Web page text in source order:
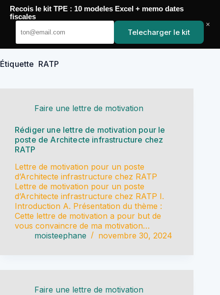
Passer
contenu
YoupiJobs
Étiquette RATP
Faire une lettre de motivation
Rédiger une lettre de motivation pour le
poste de Architecte infrastructure chez
RATP
Lettre de motivation pour un poste
d’Architecte infrastructure chez RATP
Lettre de motivation pour un poste
d’Architecte infrastructure chez RATP I.
Introduction A. Présentation du thème :
Cette lettre de motivation a pour but de
vous convaincre de ma motivation…
moisteephane
novembre 30, 2024
Faire une lettre de motivation
Recois le kit TPE : 10 modeles Excel + memo dates
fiscales
Telecharger le kit
×